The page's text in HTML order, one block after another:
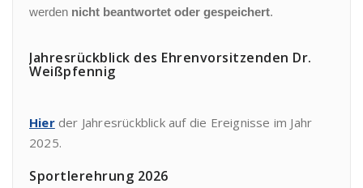
werden nicht beantwortet oder gespeichert.
Jahresrückblick des Ehrenvorsitzenden Dr.
Weißpfennig
Hierder Jahresrückblick auf die Ereignisse im Jahr
2025.
Sportlerehrung 2026